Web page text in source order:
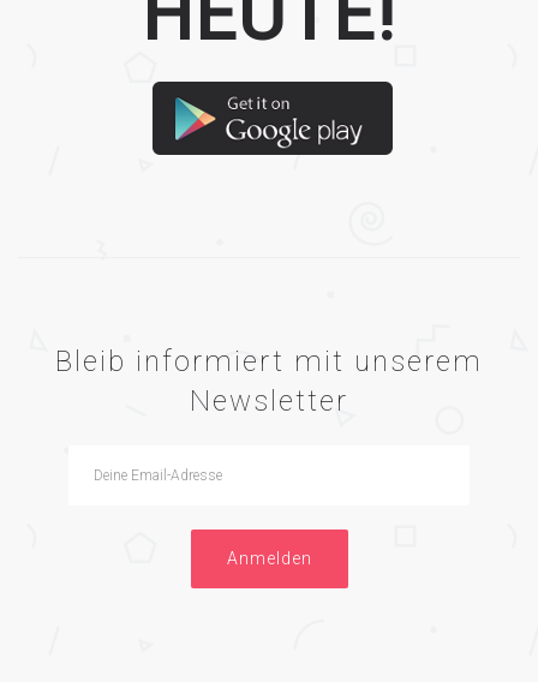
Bleib informiert mit unserem
Newsletter
Anmelden